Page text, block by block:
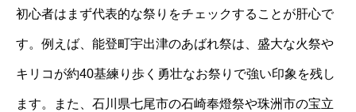
初心者はまず代表的な祭りをチェックすることが肝心で
す。例えば、能登町宇出津のあばれ祭は、盛大な火祭や
キリコが約40基練り歩く勇壮なお祭りで強い印象を残し
ます。また、石川県七尾市の石崎奉燈祭や珠洲市の宝立